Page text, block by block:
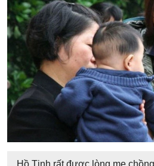
Hồ Tịnh rất được lòng mẹ